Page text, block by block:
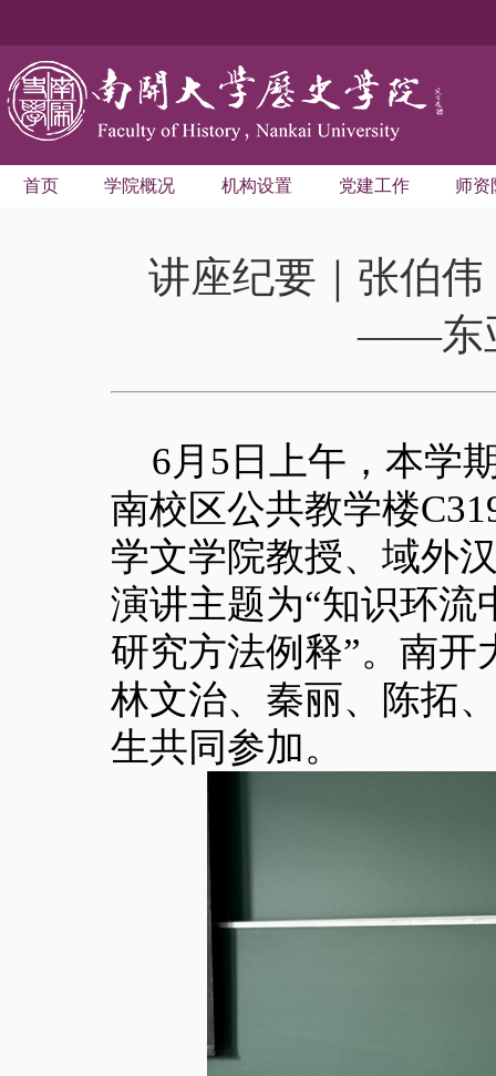
首页 学院概况 机构设置 党建工作 师资
讲座纪要｜张伯
——东
6月 5 日上午，本学
南校区公共教学楼
学文学院教授、域外
演讲主题为“知识环
研究方法例释”。南
林文治、秦丽、陈拓
生共同参加。